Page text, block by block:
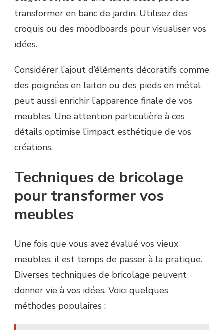
transformer en banc de jardin. Utilisez des
croquis ou des moodboards pour visualiser vos
idées.
Considérer l’ajout d’éléments décoratifs comme
des poignées en laiton ou des pieds en métal
peut aussi enrichir l’apparence finale de vos
meubles. Une attention particulière à ces
détails optimise l’impact esthétique de vos
créations.
Techniques de bricolage
pour transformer vos
meubles
Une fois que vous avez évalué vos vieux
meubles, il est temps de passer à la pratique.
Diverses techniques de bricolage peuvent
donner vie à vos idées. Voici quelques
méthodes populaires :